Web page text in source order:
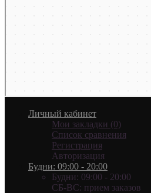
Личный кабинет
Мои закладки (0)
Список сравнения
Регистрация
Авторизация
Будни: 09:00 - 20:00
Будни: 09:00 - 20:00
СБ-ВС: прием заказов